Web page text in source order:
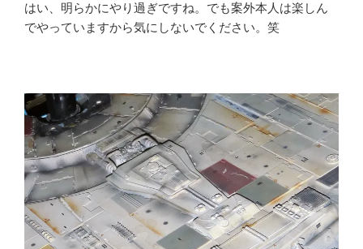
はい、明らかにやり過ぎですね。でも案外本人は楽しん
でやっていますから気にしないでください。笑